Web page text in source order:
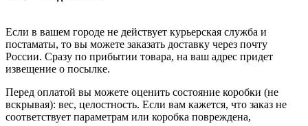
Если в вашем городе не действует курьерская служба и
постаматы, то вы можете заказать доставку через почту
России. Сразу по прибытии товара, на ваш адрес придет
извещение о посылке.
Перед оплатой вы можете оценить состояние коробки (не
вскрывая): вес, целостность. Если вам кажется, что заказ не
соответствует параметрам или коробка повреждена,